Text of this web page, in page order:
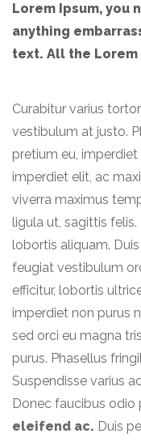
Lorem Ipsum, you
anything
text. All the
Curabitur varius
vestibulum at justo.
pretium eu,
imperdiet elit, ac
viverra maximus
ligula ut, sagittis
lobortis aliquam.
feugiat vestibulum
efficitur, lobortis
imperdiet non purus
sed orci eu magna
purus. Phasellus
Suspendisse varius
Donec faucibus odio
eleifend ac. Duis